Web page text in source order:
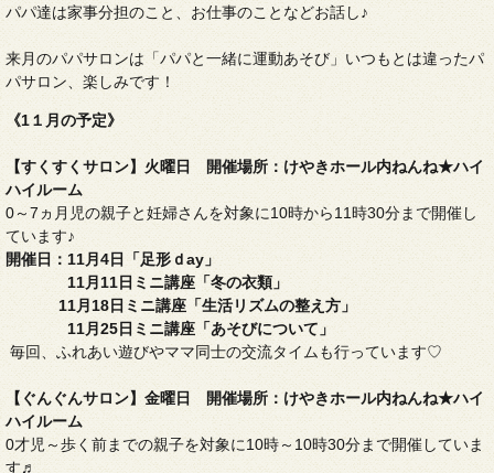
パパ達は家事分担のこと、お仕事のことなどお話し♪
来月のパパサロンは「パパと一緒に運動あそび」いつもとは違ったパ
パサロン、楽しみです！
《1１月の予定》
【すくすくサロン】火曜日 開催場所：けやきホール内ねんね★ハイ
ハイルーム
0～7ヵ月児の親子と妊婦さんを対象に10時から11時30分まで開催し
ています♪
開催日：11月4日「足形ｄay」
11月11日ミニ講座「冬の衣類」
11月18日ミニ講座 「生活リズムの整え方」
11月25日ミニ講座「あそびについて」
毎回、ふれあい遊びやママ同士の交流タイムも行っています♡
【ぐんぐんサロン】金曜日 開催場所：けやきホール内ねんね★ハイ
ハイルーム
0才児～歩く前までの親子を対象に10時～10時30分まで開催していま
す♬